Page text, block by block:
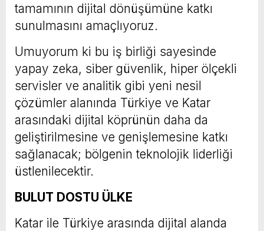
tamamının dijital dönüşümüne katkı
sunulmasını amaçlıyoruz.
Umuyorum ki bu iş birliği sayesinde
yapay zeka, siber güvenlik, hiper ölçekli
servisler ve analitik gibi yeni nesil
çözümler alanında Türkiye ve Katar
arasındaki dijital köprünün daha da
geliştirilmesine ve genişlemesine katkı
sağlanacak; bölgenin teknolojik liderliği
üstlenilecektir.
BULUT DOSTU ÜLKE
Katar ile Türkiye arasında dijital alanda